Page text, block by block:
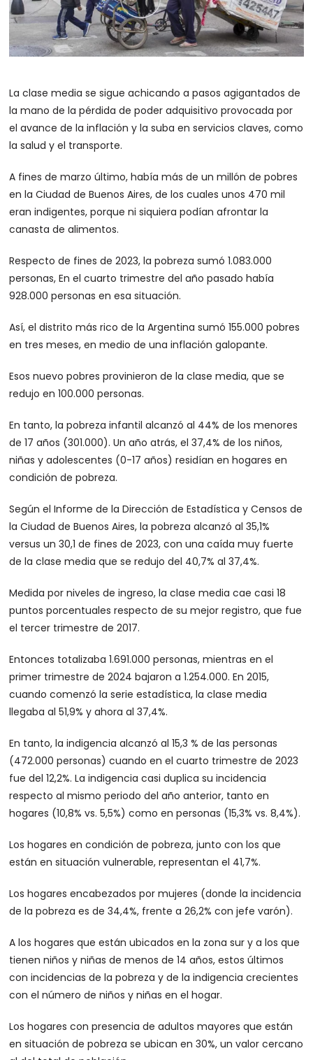
La clase media se sigue achicando a pasos agigantados de
la mano de la pérdida de poder adquisitivo provocada por
el avance de la inflación y la suba en servicios claves, como
la salud y el transporte.
A fines de marzo último, había más de un millón de pobres
en la Ciudad de Buenos Aires, de los cuales unos 470 mil
eran indigentes, porque ni siquiera podían afrontar la
canasta de alimentos.
Respecto de fines de 2023, la pobreza sumó 1.083.000
personas, En el cuarto trimestre del año pasado había
928.000 personas en esa situación.
Así, el distrito más rico de la Argentina sumó 155.000 pobres
en tres meses, en medio de una inflación galopante.
Esos nuevo pobres provinieron de la clase media, que se
redujo en 100.000 personas.
En tanto, la pobreza infantil alcanzó al 44% de los menores
de 17 años (301.000). Un año atrás, el 37,4% de los niños,
niñas y adolescentes (0-17 años) residían en hogares en
condición de pobreza.
Según el Informe de la Dirección de Estadística y Censos de
la Ciudad de Buenos Aires, la pobreza alcanzó al 35,1%
versus un 30,1 de fines de 2023, con una caída muy fuerte
de la clase media que se redujo del 40,7% al 37,4%.
Medida por niveles de ingreso, la clase media cae casi 18
puntos porcentuales respecto de su mejor registro, que fue
el tercer trimestre de 2017.
Entonces totalizaba 1.691.000 personas, mientras en el
primer trimestre de 2024 bajaron a 1.254.000. En 2015,
cuando comenzó la serie estadística, la clase media
llegaba al 51,9% y ahora al 37,4%.
En tanto, la indigencia alcanzó al 15,3 % de las personas
(472.000 personas) cuando en el cuarto trimestre de 2023
fue del 12,2%. La indigencia casi duplica su incidencia
respecto al mismo periodo del año anterior, tanto en
hogares (10,8% vs. 5,5%) como en personas (15,3% vs. 8,4%).
Los hogares en condición de pobreza, junto con los que
están en situación vulnerable, representan el 41,7%.
Los hogares encabezados por mujeres (donde la incidencia
de la pobreza es de 34,4%, frente a 26,2% con jefe varón).
A los hogares que están ubicados en la zona sur y a los que
tienen niños y niñas de menos de 14 años, estos últimos
con incidencias de la pobreza y de la indigencia crecientes
con el número de niños y niñas en el hogar.
Los hogares con presencia de adultos mayores que están
en situación de pobreza se ubican en 30%, un valor cercano